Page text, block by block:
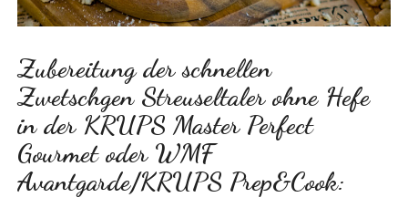
Zubereitung der schnellen
Zwetschgen Streuseltaler ohne Hefe
in der KRUPS Master Perfect
Gourmet oder WMF
Avantgarde/KRUPS Prep&Cook: